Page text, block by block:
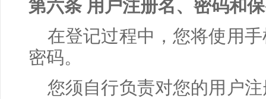
第六条 用户注册名、密码和
在登记过程中，您将使用
密码。
您须自行负责对您的用户